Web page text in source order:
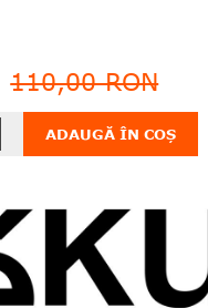
110,00 RON
ADAUGĂ ÎN COȘ